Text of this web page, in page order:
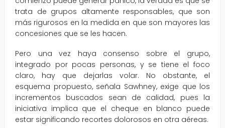
trata de grupos altamente responsables, que son
más rigurosos en la medida en que son mayores las
concesiones que se les hacen.
Pero una vez haya consenso sobre el grupo,
integrado por pocas personas, y se tiene el foco
claro, hay que dejarlas volar. No obstante, el
esquema propuesto, señala Sawhney, exige que los
incrementos buscados sean de calidad, pues la
iniciativa implica que el cheque en blanco puede
estar significando recortes dolorosos en otra aéreas.